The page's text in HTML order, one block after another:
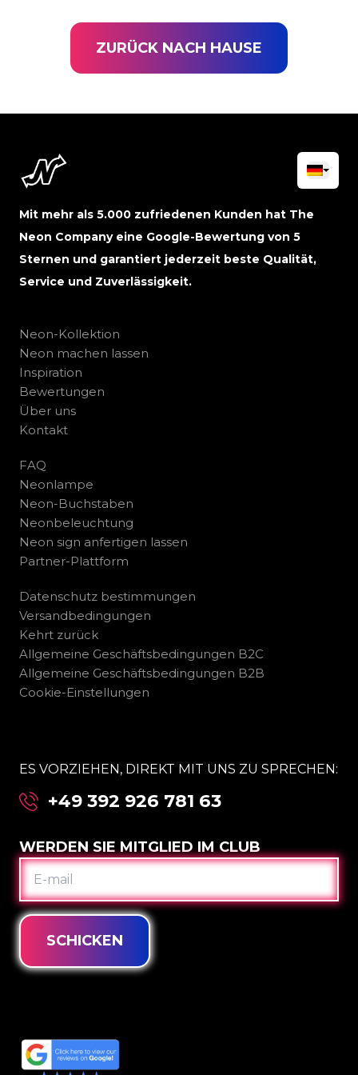
ZURÜCK NACH HAUSE
Mit mehr als 5.000 zufriedenen Kunden hat The
Neon Company eine Google-Bewertung von 5
Sternen und garantiert jederzeit beste Qualität,
Service und Zuverlässigkeit.
Neon-Kollektion
Neon machen lassen
Inspiration
Bewertungen
Über uns
Kontakt
FAQ
Neonlampe
Neon-Buchstaben
Neonbeleuchtung
Neon sign anfertigen lassen
Partner-Plattform
Datenschutz bestimmungen
Versandbedingungen
Kehrt zurück
Allgemeine Geschäftsbedingungen B2C
Allgemeine Geschäftsbedingungen B2B
Cookie-Einstellungen
ES VORZIEHEN, DIREKT MIT UNS ZU SPRECHEN:
+49 392 926 781 63
WERDEN SIE MITGLIED IM CLUB
E-
MAIL
SCHICKEN